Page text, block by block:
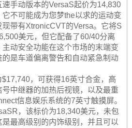
手动版本的VersaS起价为14,830
不可能成为您梦the以求的运动变
带有XtronicCVT的Versa。它将S
美元，但它配备了60/40分离
动安全功能在这个市场的末端变
是车道偏离警告和自动紧急制动
，可获得16英寸合金，高
中继器的加热后视镜，以及最重
信息娱乐系统的7英寸触摸屏。
，该标价为18,340美元，未包
最高级别的内饰级别，并且可以